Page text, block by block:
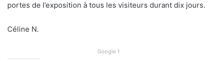
portes de l’exposition à tous les visiteurs durant dix jours.
Céline N.
Google 1